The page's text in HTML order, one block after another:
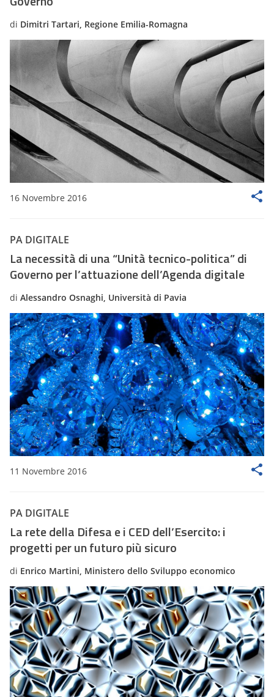
di Dimitri Tartari, Regione Emilia-Romagna
16 Novembre 2016
PA DIGITALE
La necessità di una “Unità tecnico-politica” di
Governo per l’attuazione dell’Agenda digitale
di Alessandro Osnaghi, Università di Pavia
11 Novembre 2016
PA DIGITALE
La rete della Difesa e i CED dell’Esercito: i
progetti per un futuro più sicuro
di Enrico Martini, Ministero dello Sviluppo economico